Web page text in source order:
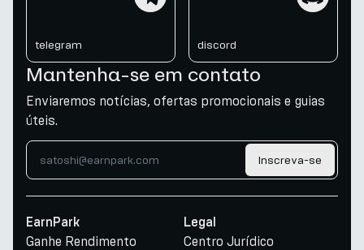
telegram discord
Mantenha-se em contato
Enviaremos notícias, ofertas promocionais e guias
úteis.
Inscreva-se
EarnPark
Ganhe Rendimento
Legal
Centro Jurídico